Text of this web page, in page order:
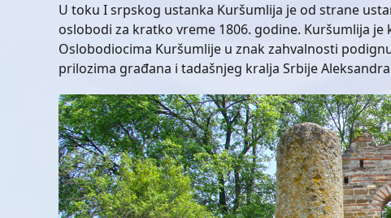
U toku I srpskog ustanka Kuršumlija je od strane
oslobodi za kratko vreme 1806. godine. Kuršumlija
Oslobodiocima Kuršumlije u znak zahvalnosti
prilozima građana i tadašnjeg kralja Srbije